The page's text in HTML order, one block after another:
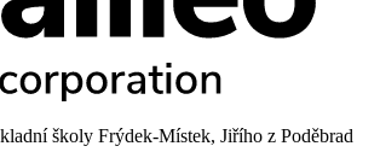
školy Frýdek-Místek, Jiřího z Poděbrad